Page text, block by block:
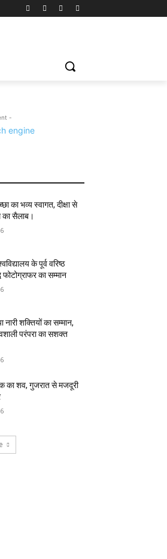
-
का भव्य स्वागत, दीक्षा से
का सैलाब।
के पूर्व वरिष्ठ
फोटोग्राफर का सम्मान
नारी शक्तियों का सम्मान,
परंपरा का सशक्त
का शव, गुजरात से मजदूरी